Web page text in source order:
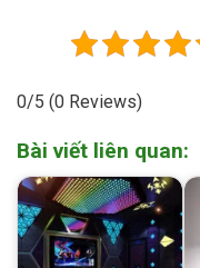
0/5 (0 Reviews)
Bài viết liên quan: